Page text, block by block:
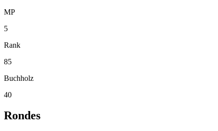
MP
5
Rank
85
Buchholz
40
Rondes